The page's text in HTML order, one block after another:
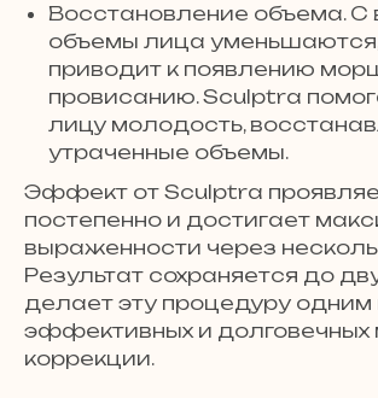
Восстановление объема. С
объемы лица
приводит к появлению
провисанию. Sculptra
лицу молодость,
утраченные объемы.
Эффект от Sculptra
постепенно и достигает
выраженности через
Результат сохраняется до
делает эту процедуру одним
эффективных и долговечных
коррекции.